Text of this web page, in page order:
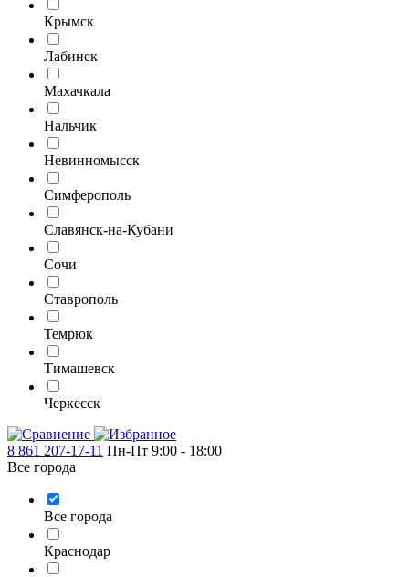
Крымск
Лабинск
Махачкала
Нальчик
Невинномысск
Симферополь
Славянск-на-Кубани
Сочи
Ставрополь
Темрюк
Тимашевск
Черкесск
8 861 207-17-11 Пн-Пт 9:00 - 18:00
Все города
Все города
Краснодар